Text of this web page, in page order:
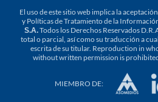
El uso de este sitio web implica la
y Políticas de Tratamiento de la
S.A.Todos los Derechos Reservados
total o parcial, así como su traducción a
escrita de su titular. Reproduction in
without written permission is
MIEMBRO DE: